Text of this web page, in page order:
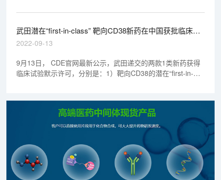
范的（包括药代和安全性评价在内的）综合性临床前研究服
务，以合规、高效、高质的服务助力其顺利获批。
武田潜在“first-in-class” 靶向CD38新药在中国获批临床丨
“美”天新药事
2022-09-13
9月13日， CDE官网最新公示，武田递交的两款1类新药获得
临床试验默示许可，分别是：1）靶向CD38的潜在“first-in-
TAK-981注射液，拟开发用于CD20阳性的复发/难治性非霍奇